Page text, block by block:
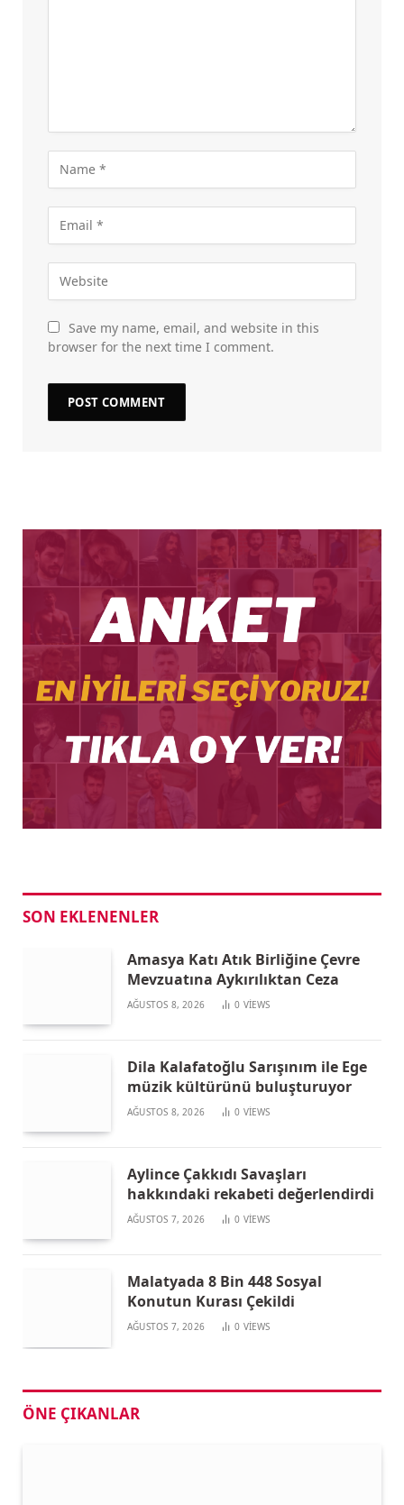
Save my name, email, and website in this
browser for the next time I comment.
SON EKLENENLER
Amasya Katı Atık Birliğine Çevre
Mevzuatına Aykırılıktan Ceza
AĞUSTOS 8, 2026 0 VIEWS
Dila Kalafatoğlu Sarışınım ile Ege
müzik kültürünü buluşturuyor
AĞUSTOS 8, 2026 0 VIEWS
Aylince Çakkıdı Savaşları
hakkındaki rekabeti değerlendirdi
AĞUSTOS 7, 2026 0 VIEWS
Malatyada 8 Bin 448 Sosyal
Konutun Kurası Çekildi
AĞUSTOS 7, 2026 0 VIEWS
ÖNE ÇIKANLAR